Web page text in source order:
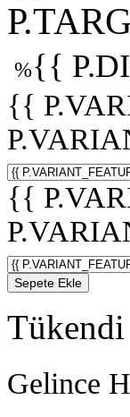
%{{
{{
{{
Sepete Ekle
Tükendi
Gelince